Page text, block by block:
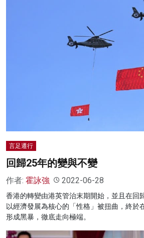
言足遷行
回歸25年的變與不變
作者: 霍詠強 2022-06-28
香港的轉變由港英管治末期開始，並且在回
以經濟發展為核心的「性格」被扭曲，終於
形成黑暴，徹底走向極端。